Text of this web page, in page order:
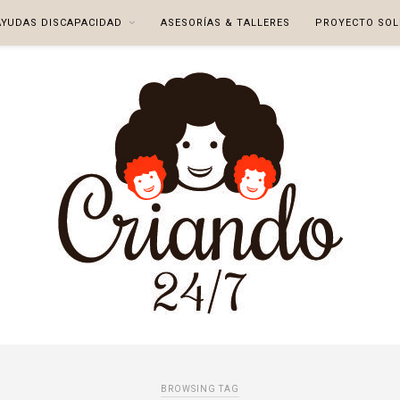
DISCAPACIDAD ASESORÍAS & TALLERES PROYECTO
BROWSING TAG